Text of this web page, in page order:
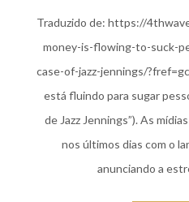
Traduzido de: https://
money-is-flowing-to-suck-
case-of-jazz-jennings/
está fluindo para sugar
de Jazz Jennings”). As
nos últimos dias com o
anunciando a